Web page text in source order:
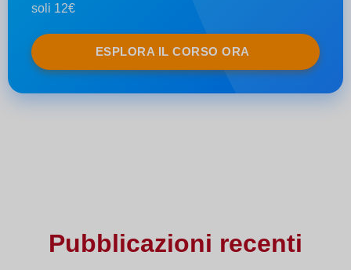
soli 12€
ESPLORA IL CORSO ORA
Pubblicazioni recenti